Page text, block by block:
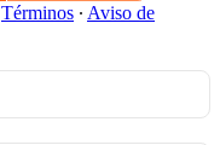
Términos ∙ Aviso de